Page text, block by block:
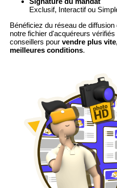
Exclusif, Interactif ou
Bénéficiez du réseau de
notre fichier d'acquéreurs
conseillers pour vendre plus
meilleures conditions.